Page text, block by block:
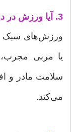
3. آیا ورزش در دوران بارداری خطرناک نیست؟
ورزش‌های سبک
یا مربی مجرب،
سلامت مادر و
می‌کند.